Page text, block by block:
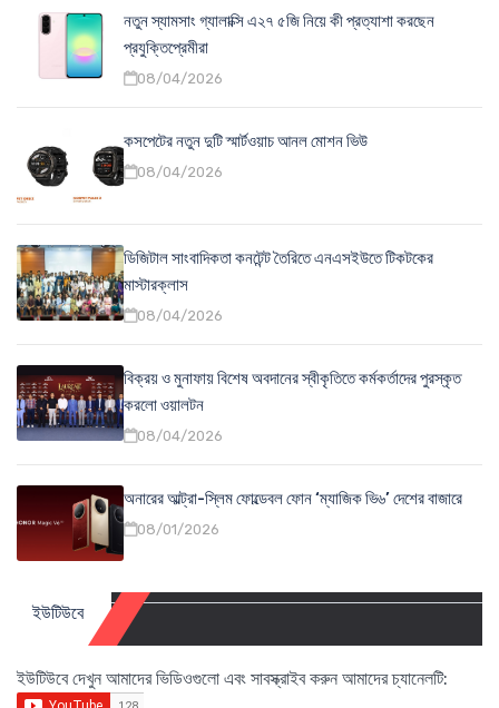
নতুন স্যামসাং গ্যালাক্সি এ২৭ ৫জি নিয়ে কী প্রত্যাশা করছেন
প্রযুক্তিপ্রেমীরা
08/04/2026
কসপেটের নতুন দুটি স্মার্টওয়াচ আনল মোশন ভিউ
08/04/2026
ডিজিটাল সাংবাদিকতা কনটেন্ট তৈরিতে এনএসইউতে টিকটকের
মাস্টারক্লাস
08/04/2026
বিক্রয় ও মুনাফায় বিশেষ অবদানের স্বীকৃতিতে কর্মকর্তাদের পুরস্কৃত
করলো ওয়ালটন
08/04/2026
অনারের আল্ট্রা-স্লিম ফোল্ডেবল ফোন ‘ম্যাজিক ভি৬’ দেশের বাজারে
08/01/2026
ইউটিউবে
ইউটিউবে দেখুন আমাদের ভিডিওগুলো এবং সাবস্ক্রাইব করুন আমাদের চ্যানেলটি: